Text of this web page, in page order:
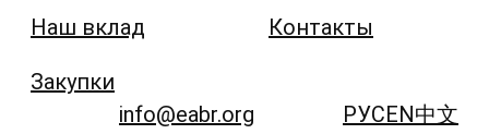
Наш вклад
Закупки
Контакты
info@eabr.org РУСEN中文